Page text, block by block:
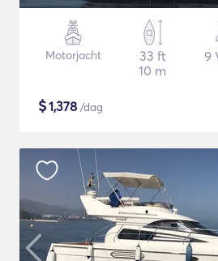
Motorjacht
33 ft
10 m
9
$1,378 /dag